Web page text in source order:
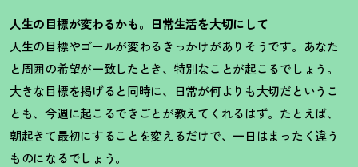
人生の目標が変わるかも。日常生活を大切にして
人生の目標やゴールが変わるきっかけがありそうです。あなた
と周囲の希望が一致したとき、特別なことが起こるでしょう。
大きな目標を掲げると同時に、日常が何よりも大切だというこ
とも、今週に起こるできごとが教えて くれるはず。たとえば、
朝起きて最初にすることを変えるだけで、一日はまったく違う
ものになるでしょう。